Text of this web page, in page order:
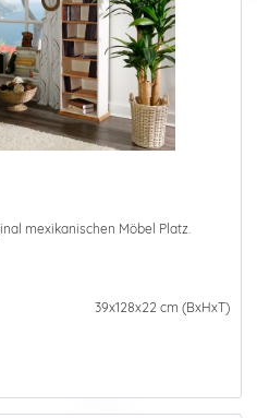
mexikanischen Möbel Platz.
39x128x22 cm (BxHxT)